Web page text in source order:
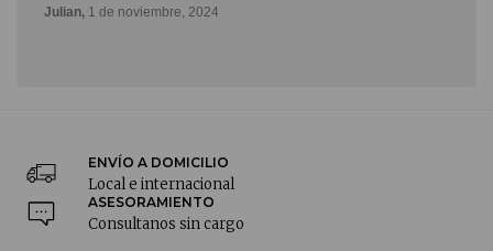
Mario,9 de octubre, 2024
ENVÍO A DOMICILIO
Local e internacional
ASESORAMIENTO
Consultanos sin cargo